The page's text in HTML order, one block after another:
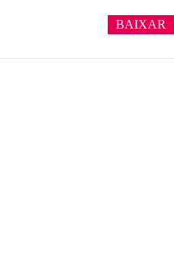
BAIXAR